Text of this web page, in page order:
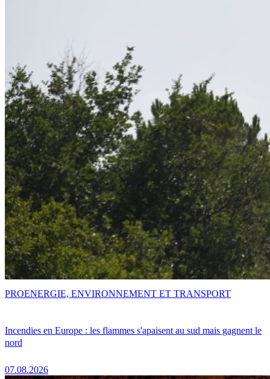
Incendies en Europe : les flammes s'apaisent au sud mais gagnent le
nord
07.08.2026
PROENERGIE, ENVIRONNEMENT ET TRANSPORT